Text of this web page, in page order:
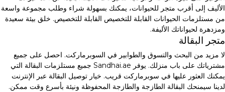
الأليف إلى أقرب متجر للحيوانات، يمكنك بسهولة شراء وطلب مجموعة واسعة
من مستلزمات الحيوانات القابلة للتخصيص القابلة للتخصيص. خلق بيئة سعيدة
ومزدهرة لحيواناتك الأليفة.
متجر البقالة
لا مزيد من البحث والتسوق والطوابير في السوبرماركت. احصل على جميع
مشترياتك على باب منزلك. يوفر Sandhai.ae جميع مستلزمات البقالة التي
يمكنك العثور عليها في سوبرماركت قريب. خيار توصيل البقالة عبر الإنترنت
لدينا سيمنحك البقالة الطازجة والطازجة المحفوظة ونيئة بأسرع وقت ممكن.